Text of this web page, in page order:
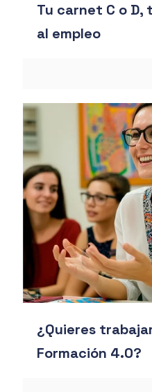
Tu carnet C o
al empleo
¿Quieres
Formación 4.0?